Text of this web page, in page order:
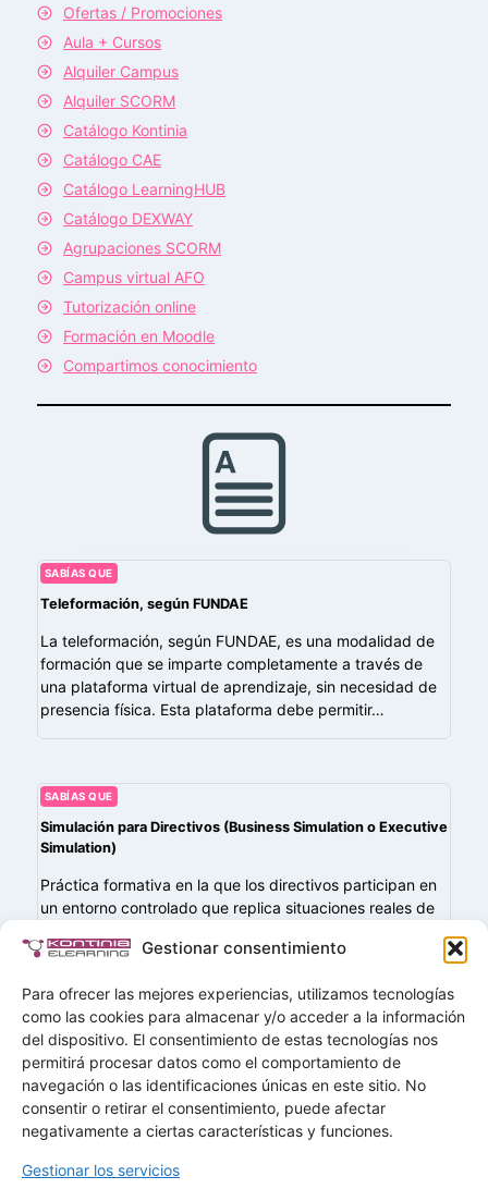
Gestionar consentimiento
Para ofrecer las mejores experiencias, utilizamos tecnologías
como las cookies para almacenar y/o acceder a la información
del dispositivo. El consentimiento de estas tecnologías nos
permitirá procesar datos como el comportamiento de
navegación o las identificaciones únicas en este sitio. No
consentir o retirar el consentimiento, puede afectar
negativamente a ciertas características y funciones.
Gestionar los servicios
Ofertas / Promociones
Aula + Cursos
Alquiler Campus
Alquiler SCORM
Catálogo Kontinia
Catálogo CAE
Catálogo LearningHUB
Catálogo DEXWAY
Agrupaciones SCORM
Campus virtual AFO
Tutorización online
Formación en Moodle
Compartimos conocimiento
SABÍAS QUE
Teleformación, según FUNDAE
La teleformación, según FUNDAE, es una modalidad de
formación que se imparte completamente a través de
una plataforma virtual de aprendizaje, sin necesidad de
presencia física. Esta plataforma debe permitir…
SABÍAS QUE
Simulación para Directivos (Business Simulation o Executive
Simulation)
Práctica formativa en la que los directivos participan en
un entorno controlado que replica situaciones reales de
gestionar crisis o liderar equipos en escenarios
Buscar
Buscar